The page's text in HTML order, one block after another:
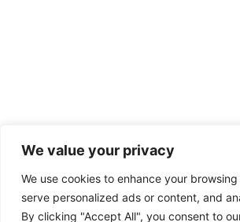
We value your privacy
We use cookies to enhance your
serve personalized ads or content, and
By clicking "Accept All", you consent to